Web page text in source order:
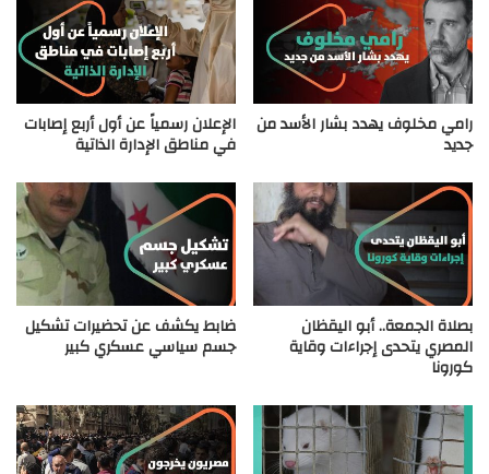
رامي مخلوف يهدد بشار الأسد من
جديد
الإعلان رسمياً عن أول أربع إصابات
في مناطق الإدارة الذاتية
بصلاة الجمعة.. أبو اليقظان
المصري يتحدى إجراءات وقاية
كورونا
ضابط يكشف عن تحضيرات تشكيل
جسم سياسي عسكري كبير